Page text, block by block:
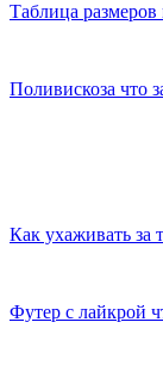
Таблица
Поливискоза что
Как ухаживать за
Футер с лайкрой